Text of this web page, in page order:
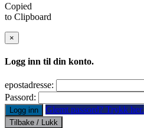
Copied
to Clipboard
×
Logg inn til din konto.
epostadresse:
Passord:
Logg inn Glemt passord? Trykk her.
Tilbake / Lukk